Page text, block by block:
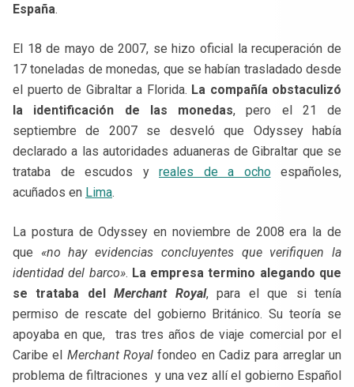
España.
El 18 de mayo de 2007, se hizo oficial la recuperación de
17 toneladas de monedas, que se habían trasladado desde
el puerto de Gibraltar a Florida. La compañía obstaculizó
la identificación de las monedas, pero el 21 de
septiembre de 2007 se desveló que Odyssey había
declarado a las autoridades aduaneras de Gibraltar que se
trataba de escudos y reales de a ochoespañoles,
acuñados en Lima.
La postura de Odyssey en noviembre de 2008 era la de
que «no hay evidencias concluyentes que verifiquen la
identidad del barco». La empresa termino alegando que
se trataba delMerchant Royal, para el que si tenía
permiso de rescate del gobierno Británico. Su teoría se
apoyaba en que, tras tres años de viaje comercial por el
Caribe el Merchant Royal fondeo en Cadiz para arreglar un
problema de filtraciones y una vez allí el gobierno Español